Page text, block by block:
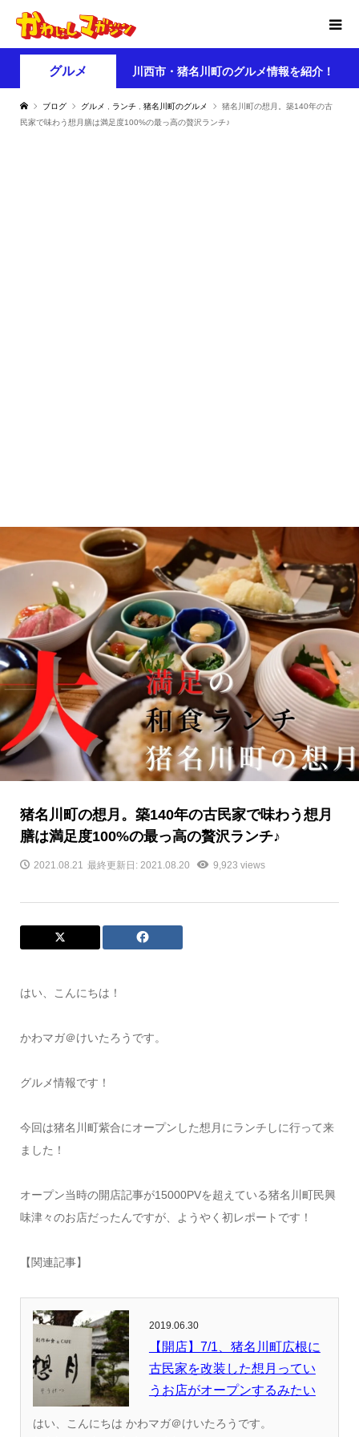
グルメ 川西市・猪名川町のグルメ情報を紹介！
ブログ グルメ ランチ 猪名川町のグルメ
猪名川町の想月。築140年の古
民家で味わう想月膳は満足度100%の最っ高の贅沢ランチ♪
猪名川町の想月。築140年の古民家で味わう想月
膳は満足度100%の最っ高の贅沢ランチ♪
2021.08.21 最終更新日: 2021.08.20 9,923 views
はい、こんにちは！
かわマガ＠けいたろうです。
グルメ情報です！
今回は猪名川町紫合にオープンした想月にランチしに行って来
ました！
オープン当時の開店記事が15000PVを超えている猪名川町民興
味津々のお店だったんですが、ようやく初レポートです！
【関連記事】
2019.06.30
【開店】7/1、猪名川町広根に
古民家を改装した想月ってい
うお店がオープンするみたい
はい、こんにちは かわマガ＠けいたろうです。